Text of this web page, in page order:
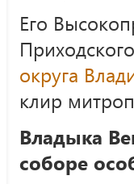
Его
округа
клир
Владыка
соборе